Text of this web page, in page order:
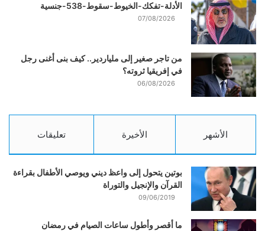
الأدلة-تفكك-الخيوط-سقوط-538-جنسية
07/08/2026
من تاجر صغير إلى ملياردير.. كيف بنى أغنى رجل
في إفريقيا ثروته؟
06/08/2026
الأشهر الأخيرة تعليقات
بوتين يتحول إلى واعظ ديني ويوصي الأطفال بقراءة
القرآن والإنجيل والتوراة
09/06/2019
ما أقصر وأطول ساعات الصيام في رمضان